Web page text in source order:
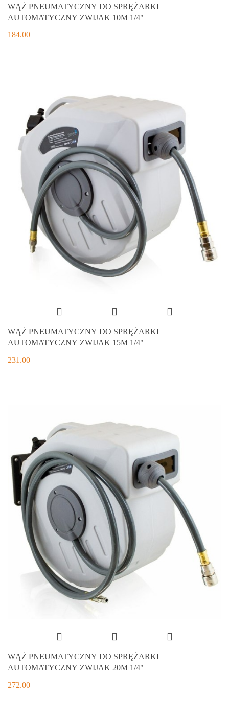
WĄŻ PNEUMATYCZNY DO SPRĘŻARKI
AUTOMATYCZNY ZWIJAK 10M 1/4"
184.00
WĄŻ PNEUMATYCZNY DO SPRĘŻARKI
AUTOMATYCZNY ZWIJAK 15M 1/4"
231.00
WĄŻ PNEUMATYCZNY DO SPRĘŻARKI
AUTOMATYCZNY ZWIJAK 20M 1/4"
272.00